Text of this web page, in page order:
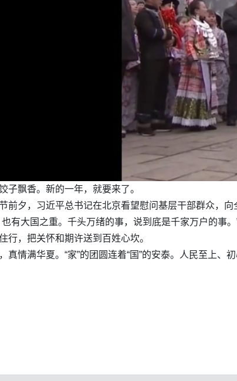
子飘香。新的一年，就要来了。
前夕，习近平总书记在北京看望慰问基层干部群众，向
也有大国之重。千头万绪的事，说到底是千家万户的事
行，把关怀和期许送到百姓心坎。
真情满华夏。“家”的团圆连着“国”的安泰。人民至上、